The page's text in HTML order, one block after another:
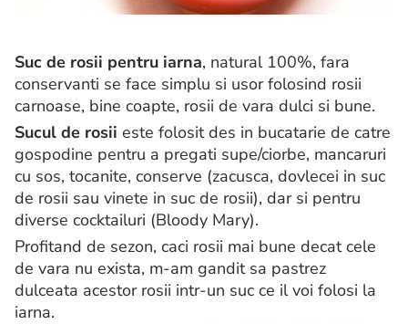
Suc de rosii pentru iarna, natural 100%, fara
conservanti se face simplu si usor folosind rosii
carnoase, bine coapte, rosii de vara dulci si bune.
Sucul de rosii este folosit des in bucatarie de catre
gospodine pentru a pregati supe/ciorbe, mancaruri
cu sos, tocanite, conserve (zacusca, dovlecei in suc
de rosii sau vinete in suc de rosii), dar si pentru
diverse cocktailuri (Bloody Mary).
Profitand de sezon, caci rosii mai bune decat cele
de vara nu exista, m-am gandit sa pastrez
dulceata acestor rosii intr-un suc ce il voi folosi la
iarna.